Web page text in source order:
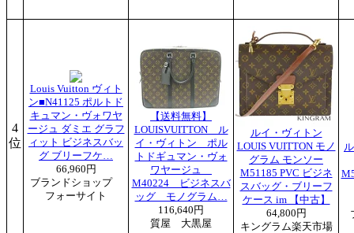
4
位
Louis Vuitton ヴィト
ン■N41125 ポルトド
キュマン・ヴォワヤ
ージュ ダミエ グラフ
ィット ビジネスバッ
グ ブリーフケ…
66,960円
ブランドショップ
フォーサイト
【送料無料】
LOUISVUITTON ル
イ・ヴィトン ポル
トドギュマン・ヴォ
ワヤージュ
M40224 ビジネスバ
ッグ モノグラム…
116,640円
質屋 大黒屋
ルイ・ヴィトン
LOUIS VUITTON モノ
グラム モンソー
M51185 PVC ビジネ
スバッグ・ブリーフ
ケース im 【中古】
64,800円
キングラム楽天市場